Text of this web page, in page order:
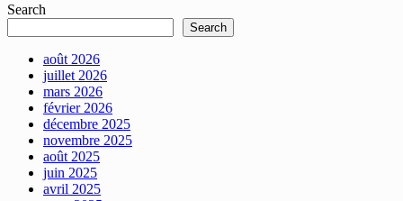
Search
Search
août 2026
juillet 2026
mars 2026
février 2026
décembre 2025
novembre 2025
août 2025
juin 2025
avril 2025